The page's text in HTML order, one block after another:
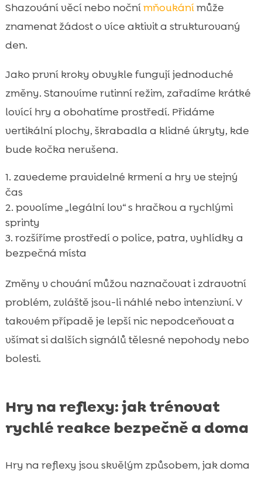
Shazování věcí nebo nočnímňoukánímůže
znamenat žádost o více aktivit a strukturovaný
den.
Jako první kroky obvykle fungují jednoduché
změny. Stanovíme rutinní režim, zařadíme krátké
lovící hry a obohatíme prostředí. Přidáme
vertikální plochy, škrabadla a klidné úkryty, kde
bude kočka nerušena.
zavedeme pravidelné krmení a hry ve stejný
čas
povolíme „legální lov“ s hračkou a rychlými
sprinty
rozšíříme prostředí o police, patra, vyhlídky a
bezpečná místa
Změny v chování můžou naznačovat i zdravotní
problém, zvláště jsou-li náhlé nebo intenzivní. V
takovém případě je lepší nic nepodceňovat a
všímat si dalších signálů tělesné nepohody nebo
bolesti.
Hry na reflexy: jak trénovat
rychlé reakce bezpečně a doma
Hry na reflexy jsou skvělým způsobem, jak doma